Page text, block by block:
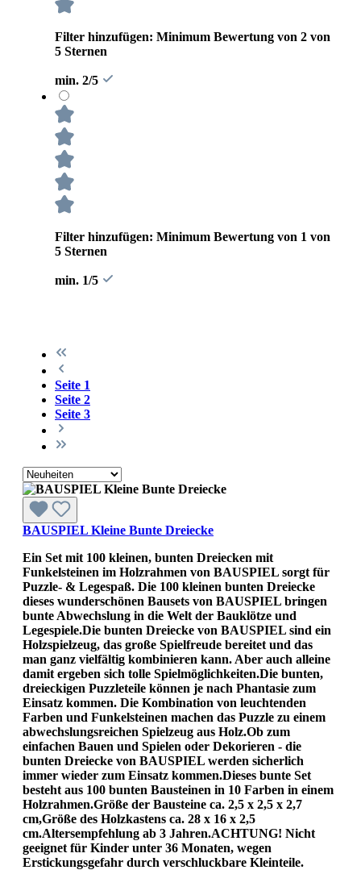
Filter hinzufügen: Minimum Bewertung von 2 von
5 Sternen
min. 2/5
Filter hinzufügen: Minimum Bewertung von 1 von
5 Sternen
min. 1/5
Seite 1
Seite 2
Seite 3
BAUSPIEL Kleine Bunte Dreiecke
Ein Set mit 100 kleinen, bunten Dreiecken mit
Funkelsteinen im Holzrahmen von BAUSPIEL sorgt für
Puzzle- & Legespaß. Die 100 kleinen bunten Dreiecke
dieses wunderschönen Bausets von BAUSPIEL bringen
bunte Abwechslung in die Welt der Bauklötze und
Legespiele.Die bunten Dreiecke von BAUSPIEL sind ein
Holzspielzeug, das große Spielfreude bereitet und das
man ganz vielfältig kombinieren kann. Aber auch alleine
damit ergeben sich tolle Spielmöglichkeiten.Die bunten,
dreieckigen Puzzleteile können je nach Phantasie zum
Einsatz kommen. Die Kombination von leuchtenden
Farben und Funkelsteinen machen das Puzzle zu einem
abwechslungsreichen Spielzeug aus Holz.Ob zum
einfachen Bauen und Spielen oder Dekorieren - die
bunten Dreiecke von BAUSPIEL werden sicherlich
immer wieder zum Einsatz kommen.Dieses bunte Set
besteht aus 100 bunten Bausteinen in 10 Farben in einem
Holzrahmen.Größe der Bausteine ca. 2,5 x 2,5 x 2,7
cm,Größe des Holzkastens ca. 28 x 16 x 2,5
cm.Altersempfehlung ab 3 Jahren.ACHTUNG! Nicht
geeignet für Kinder unter 36 Monaten, wegen
Erstickungsgefahr durch verschluckbare Kleinteile.